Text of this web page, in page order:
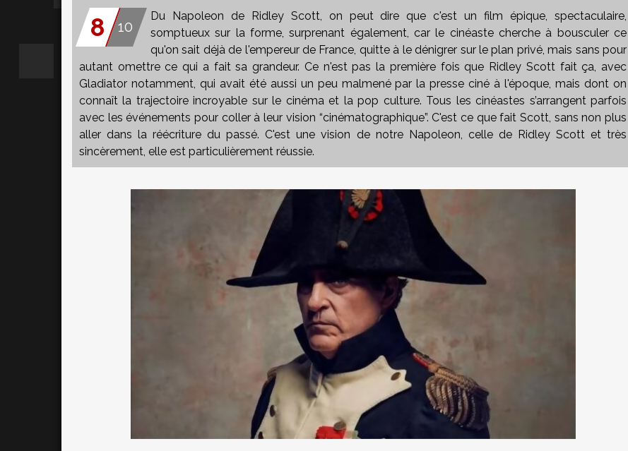
8 10
Du Napoleon de Ridley Scott, on peut dire que c'est un film épique, spectaculaire,
somptueux sur la forme, surprenant également, car le cinéaste cherche à bousculer ce
qu'on sait déjà de l'empereur de France, quitte à le dénigrer sur le plan privé, mais sans pour
autant omettre ce qui a fait sa grandeur. Ce n'est pas la première fois que Ridley Scott fait ça, avec
Gladiator notamment, qui avait été aussi un peu malmené par la presse ciné à l'époque, mais dont on
connaît la trajectoire incroyable sur le cinéma et la pop culture. Tous les cinéastes s’arrangent parfois
avec les événements pour coller à leur vision “cinématographique”. C'est ce que fait Scott, sans non plus
aller dans la réécriture du passé. C'est une vision de notre Napoleon, celle de Ridley Scott et très
sincèrement, elle est particulièrement réussie.